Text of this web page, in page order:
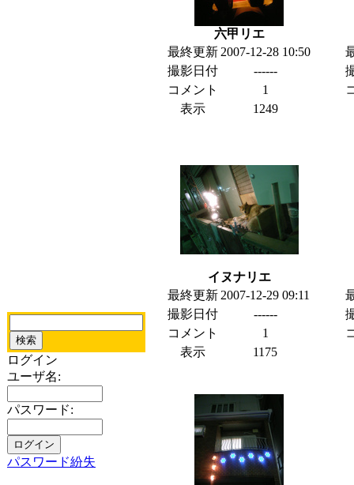
ログイン
ユーザ名:
パスワード:
パスワード紛失
六甲リエ
最終更新 2007-12-28 10:50
撮影日付
------
コメント
1
表示
1249
イヌナリエ
最終更新 2007-12-29 09:11
撮影日付
------
コメント
1
表示
1175